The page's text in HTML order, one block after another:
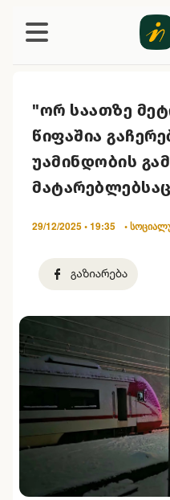
"ორ საათზე
წიფაშია
უამინდობის
29/12/2025 • 19:35 •